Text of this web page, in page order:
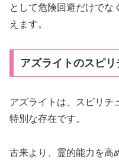
として危険回避だけでな
えます。
アズライトのスピ
アズライトは、スピリチ
特別な存在です。
古来より、霊的能力を高